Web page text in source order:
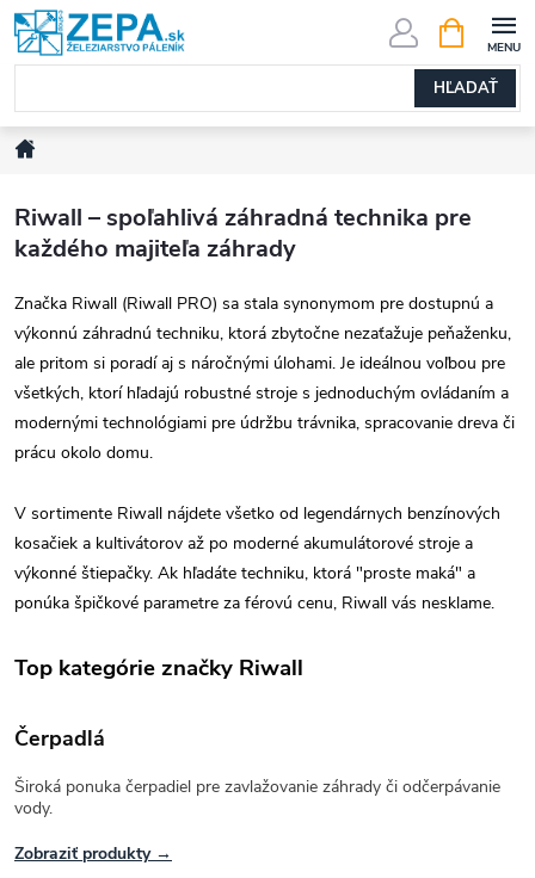
Prejsť
na
obsah
HĽADAŤ
KOŠÍK
Riwall – spoľahlivá záhradná technika pre
každého majiteľa záhrady
Značka Riwall (Riwall PRO) sa stala synonymom pre dostupnú a
výkonnú záhradnú techniku, ktorá zbytočne nezaťažuje peňaženku,
ale pritom si poradí aj s náročnými úlohami. Je ideálnou voľbou pre
všetkých, ktorí hľadajú robustné stroje s jednoduchým ovládaním a
modernými technológiami pre údržbu trávnika, spracovanie dreva či
prácu okolo domu.
V sortimente Riwall nájdete všetko od legendárnych benzínových
kosačiek a kultivátorov až po moderné akumulátorové stroje a
výkonné štiepačky. Ak hľadáte techniku, ktorá "proste maká" a
ponúka špičkové parametre za férovú cenu, Riwall vás nesklame.
Top kategórie značky Riwall
Čerpadlá
Široká ponuka čerpadiel pre zavlažovanie záhrady či odčerpávanie
vody.
Zobraziť produkty →